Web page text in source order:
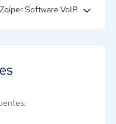
Software VoIP